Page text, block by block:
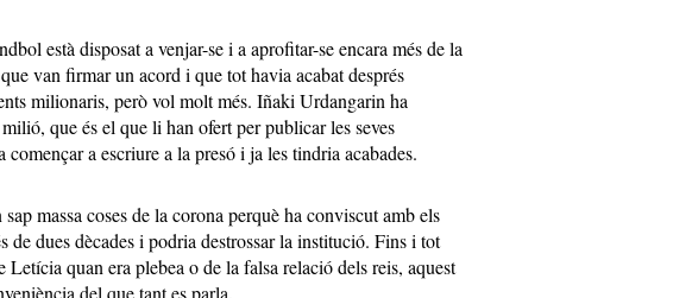
està disposat a venjar-se i a aprofitar-se encara més de la
van firmar un acord i que tot havia acabat després
milionaris, però vol molt més. Iñaki Urdangarin ha
que és el que li han ofert per publicar les seves
començar a escriure a la presó i ja les tindria acabades.
massa coses de la corona perquè ha conviscut amb els
de dues dècades i podria destrossar la institució. Fins i tot
Letícia quan era plebea o de la falsa relació dels reis, aquest
del que tant es parla.